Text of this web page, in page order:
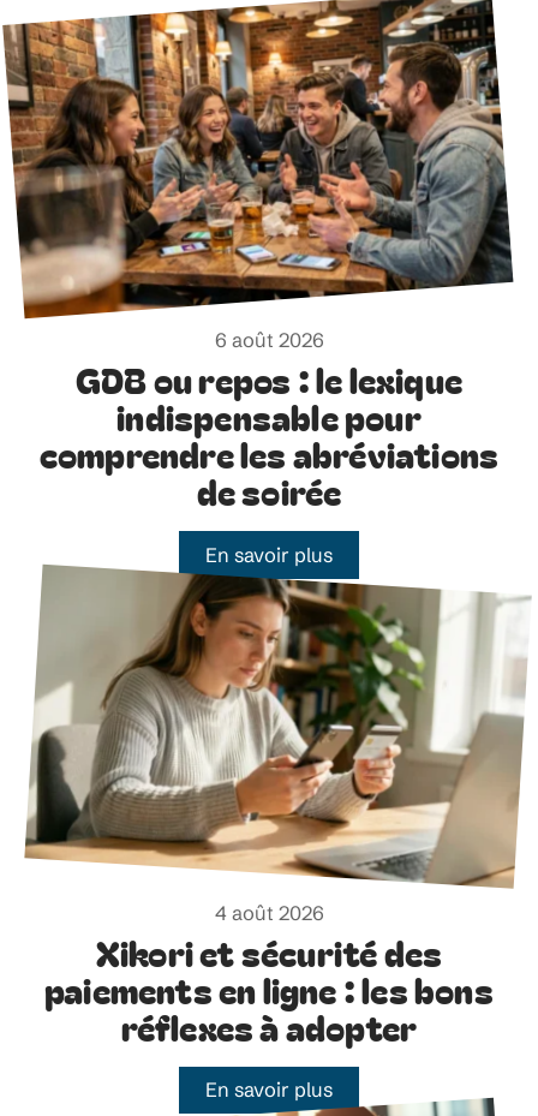
6 août 2026
GDB ou repos : le lexique
indispensable pour
comprendre les abréviations
de soirée
En savoir plus
4 août 2026
Xikori et sécurité des
paiements en ligne : les bons
réflexes à adopter
En savoir plus